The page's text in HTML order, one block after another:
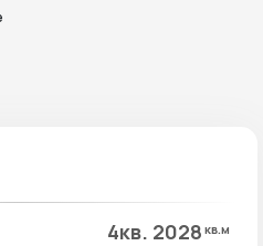
4кв. 2028 кв.м